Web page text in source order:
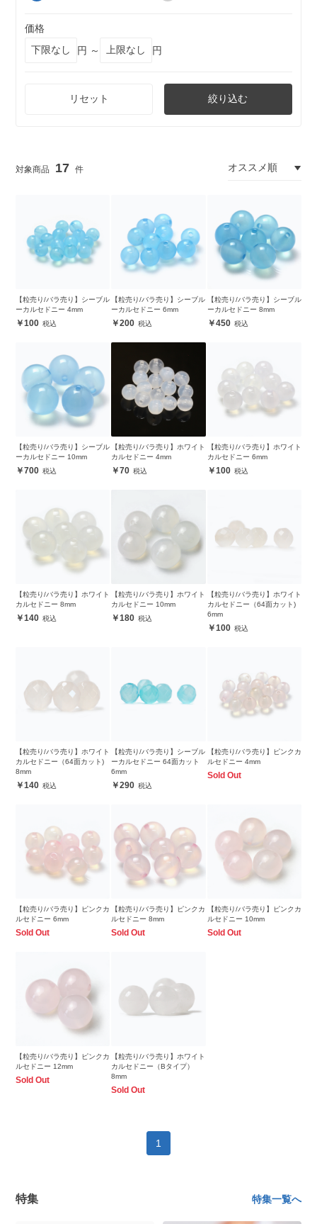
価格
円 ～
円
リセット 絞り込む
17
【粒売り/バラ売り】シーブル
ーカルセドニー 4mm
100
【粒売り/バラ売り】シーブル
ーカルセドニー 6mm
200
【粒売り/バラ売り】シーブル
ーカルセドニー 8mm
450
【粒売り/バラ売り】シーブル
ーカルセドニー 10mm
700
【粒売り/バラ売り】ホワイト
カルセドニー 4mm
70
【粒売り/バラ売り】ホワイト
カルセドニー 6mm
100
【粒売り/バラ売り】ホワイト
カルセドニー 8mm
140
【粒売り/バラ売り】ホワイト
カルセドニー 10mm
180
【粒売り/バラ売り】ホワイト
カルセドニー（64面カット)
6mm
100
【粒売り/バラ売り】ホワイト
カルセドニー（64面カット)
8mm
140
【粒売り/バラ売り】シーブル
ーカルセドニー 64面カット
6mm
290
【粒売り/バラ売り】ピンクカ
ルセドニー 4mm
Sold Out
【粒売り/バラ売り】ピンクカ
ルセドニー 6mm
Sold Out
【粒売り/バラ売り】ピンクカ
ルセドニー 8mm
Sold Out
【粒売り/バラ売り】ピンクカ
ルセドニー 10mm
Sold Out
【粒売り/バラ売り】ピンクカ
ルセドニー 12mm
Sold Out
【粒売り/バラ売り】ホワイト
カルセドニー（Bタイプ）
8mm
Sold Out
1
特集 特集一覧へ